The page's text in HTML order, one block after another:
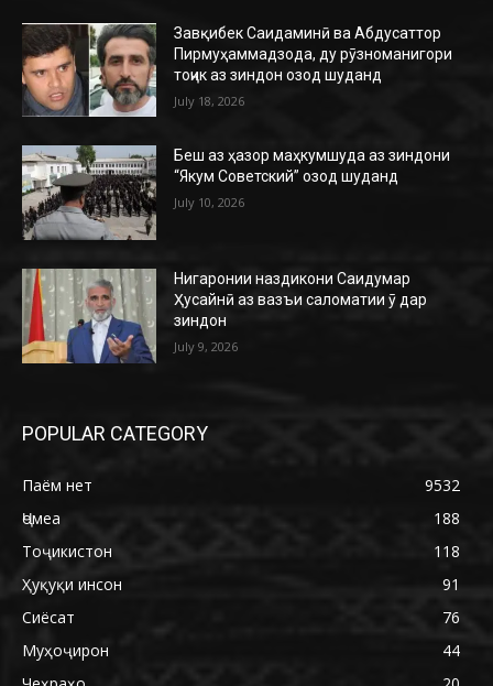
Завқибек Саидаминӣ ва Абдусаттор
Пирмуҳаммадзода, ду рӯзноманигори
тоҷик аз зиндон озод шуданд
July 18, 2026
Беш аз ҳазор маҳкумшуда аз зиндони
“Якум Советский” озод шуданд
July 10, 2026
Нигаронии наздикони Саидумар
Ҳусайнӣ аз вазъи саломатии ӯ дар
зиндон
July 9, 2026
POPULAR CATEGORY
Паём нет
9532
Ҷомеа
188
Тоҷикистон
118
Ҳуқуқи инсон
91
Сиёсат
76
Муҳоҷирон
44